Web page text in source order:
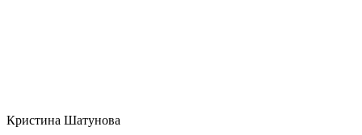
Кристина Шатунова